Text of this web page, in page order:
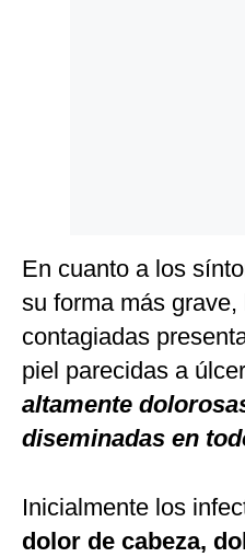
En cuanto a los
su forma más
contagiadas
piel parecidas a
altamente
diseminadas en
Inicialmente los
dolor de cabeza,